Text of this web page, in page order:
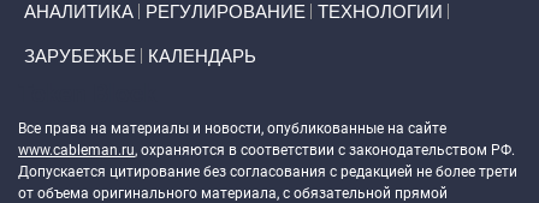
АНАЛИТИКА РЕГУЛИРОВАНИЕ ТЕХНОЛОГИИ
ЗАРУБЕЖЬЕ КАЛЕНДАРЬ
Все права на материалы и новости, опубликованные на сайте
www.cableman.ru, охраняются в соответствии с законодательством РФ.
Допускается цитирование без согласования с редакцией не более трети
от объема оригинального материала, с обязательной прямой